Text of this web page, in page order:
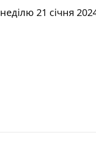
21 січня